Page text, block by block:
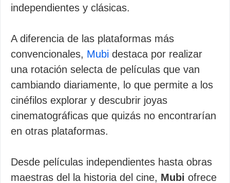
independientes y clásicas.
A diferencia de las plataformas más
convencionales, Mubi destaca por realizar
una rotación selecta de películas que van
cambiando diariamente, lo que permite a los
cinéfilos explorar y descubrir joyas
cinematográficas que quizás no encontrarían
en otras plataformas.
Desde películas independientes hasta obras
maestras del la historia del cine, Mubi ofrece